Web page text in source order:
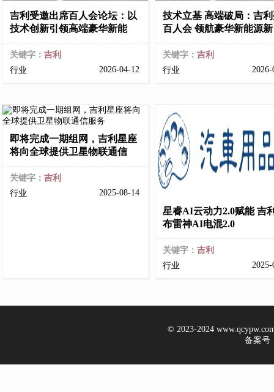
吉利受邀出席百人会论坛：以
技术创新引领高端豪华新能
关键字： 吉利
行业
2026-04-12
技术立基 高端破局：吉
百人会 领航豪华新能源新
关键字： 吉利
行业
即将完成一期组网，吉利星座
将向全球提供卫星物联通信
关键字： 吉利
行业
2025-08-14
星睿AI云动力2.0赋能 吉
布雷神AI电混2.0
关键字： 吉利
行业
© 2023-2024
备案号